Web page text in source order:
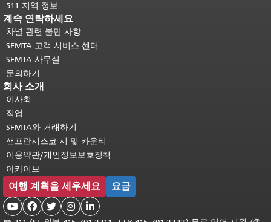
511 지역 정보
계속 연락하세요
차별 관련 불만 사항
SFMTA 고객 서비스 센터
SFMTA 사무실
문의하기
회사 소개
이사회
직업
SFMTA와 거래하기
샌프란시스코 시 및 카운티
이용약관/개인정보보호정책
아카이브
여행 계획을 세우세요 요금
    